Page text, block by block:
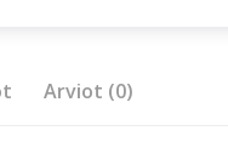
Arviot (0)